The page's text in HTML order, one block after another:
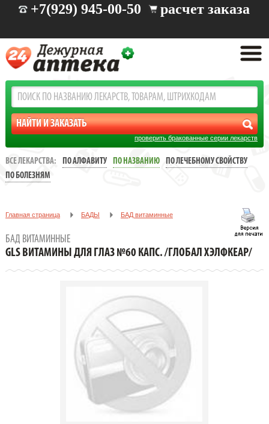
+7(929) 945-00-50 расчет заказа
проверить бракованные серии лекарств
ВСЕ ЛЕКАРСТВА: ПО АЛФАВИТУ ПО НАЗВАНИЮ
ПО ЛЕЧЕБНОМУ СВОЙСТВУ
ПО БОЛЕЗНЯМ
Главная страница БАДЫ БАД витаминные
БАД ВИТАМИННЫЕ
GLS ВИТАМИНЫ ДЛЯ ГЛАЗ №60 КАПС. /ГЛОБАЛ ХЭЛФКЕАР/